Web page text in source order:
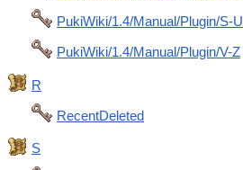
PukiWiki/1.4/Manual/Plugin/S-U
PukiWiki/1.4/Manual/Plugin/V-Z
R
RecentDeleted
S